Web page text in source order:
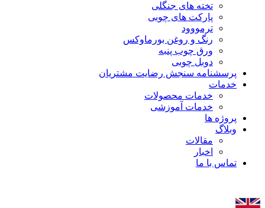
تخته های جنگلی
پارکت های چوبی
ترمووود
رنگ و روغن بورماوکس
ورق چوب پنبه
دوبل چوبی
پرسشنامه سنجش رضایت مشتریان
خدمات
خدمات محصولات
خدمات آموزشی
پروژه ها
وبلاگ
مقالات
اخبار
تماس با ما